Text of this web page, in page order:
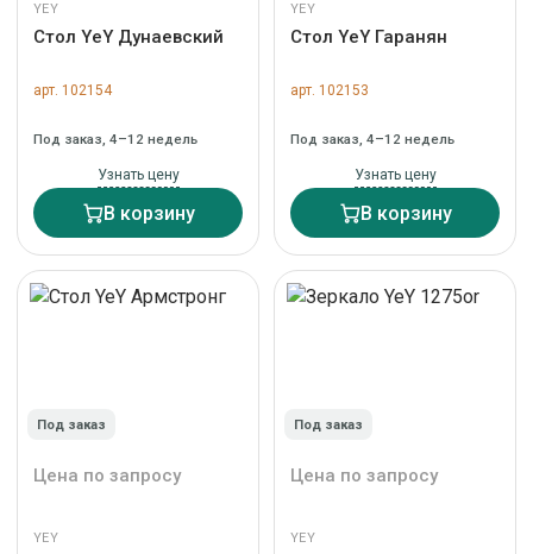
YEY
Стол YeY Дунаевский
арт. 102154
Под заказ, 4–12 недель
Узнать цену
В корзину
YEY
Стол YeY Гаранян
арт. 102153
Под заказ, 4–12 недель
Узнать цену
В корзину
Под заказ
Цена по запросу
YEY
Под заказ
Цена по запросу
YEY